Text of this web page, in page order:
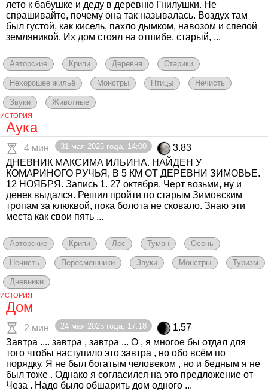
лето к бабушке и деду в деревню Гнилушки. Не
спрашивайте, почему она так называлась. Воздух там
был густой, как кисель, пахло дымком, навозом и спелой
земляникой. Их дом стоял на отшибе, старый, ...
Авторские Крипи Деревня Старики
Нехорошее жильё Монстры Птицы Нечисть
Звуки Животные
ИСТОРИЯ
Аука
4 мин 31 мая 2025 года, 14:00
3.83
ДНЕВНИК МАКСИМА ИЛЬИНА. НАЙДЕН У
КОМАРИНОГО РУЧЬЯ, В 5 КМ ОТ ДЕРЕВНИ ЗИМОВЬЕ.
12 НОЯБРЯ. Запись 1. 27 октября. Черт возьми, ну и
денек выдался. Решил пройти по старым Зимовским
тропам за клюквой, пока болота не сковало. Знаю эти
места как свои пять ...
Авторские Крипи Лес Туман Осень
Нечисть Пересмешники Звуки Монстры Туризм
Дневники
ИСТОРИЯ
Дом
2 мин 24 мая 2025 года, 17:18
1.57
Завтра .... завтра , завтра ... О , я многое бы отдал для
того чтобы наступило это завтра , но обо всём по
порядку. Я не был богатым человеком , но и бедным я не
был тоже . Однако я согласился на это предложение от
Чеза . Надо было обшарить дом одного ...